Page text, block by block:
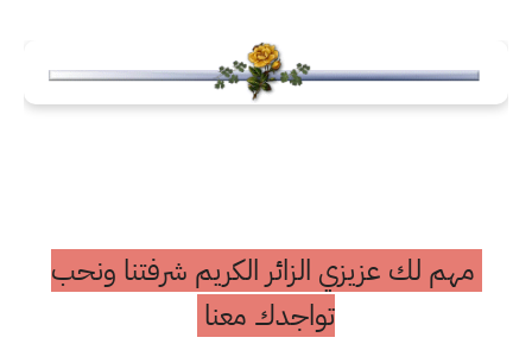
مهم لك عزيزي الزائر الكريم شرفتنا ونحب
تواجدك معنا